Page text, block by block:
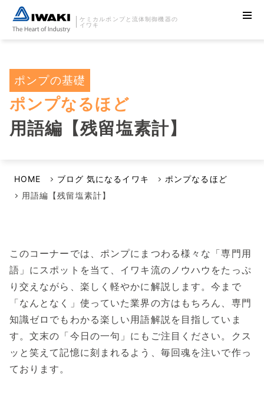
ケミカルポンプと流体制御機器の
イワキ
ポンプの基礎
ポンプなるほど
用語編【残留塩素計】
HOME ブログ 気になるイワキ
ポンプなるほど
用語編【残留塩素計】
このコーナーでは、ポンプにまつわる様々な「専門用
語」にスポットを当て、イワキ流のノウハウをたっぷ
り交えながら、楽しく軽やかに解説します。今まで
「なんとなく」使っていた業界の方はもちろん、専門
知識ゼロでもわかる楽しい用語解説を目指していま
す。文末の「今日の一句」にもご注目ください。クス
ッと笑えて記憶に刻まれるよう、毎回魂を注いで作っ
ております。